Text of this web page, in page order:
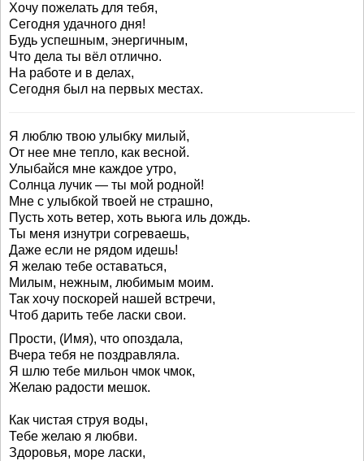
Хочу пожелать для тебя,
Сегодня удачного дня!
Будь успешным, энергичным,
Что дела ты вёл отлично.
На работе и в делах,
Сегодня был на первых местах.
Я люблю твою улыбку милый,
От нее мне тепло, как весной.
Улыбайся мне каждое утро,
Солнца лучик — ты мой родной!
Мне с улыбкой твоей не страшно,
Пусть хоть ветер, хоть вьюга иль дождь.
Ты меня изнутри согреваешь,
Даже если не рядом идешь!
Я желаю тебе оставаться,
Милым, нежным, любимым моим.
Так хочу поскорей нашей встречи,
Чтоб дарить тебе ласки свои.
Прости, (Имя), что опоздала,
Вчера тебя не поздравляла.
Я шлю тебе мильон чмок чмок,
Желаю радости мешок.
Как чистая струя воды,
Тебе желаю я любви.
Здоровья, море ласки,